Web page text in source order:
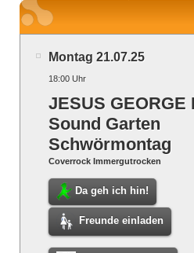
Montag 21.07.25
18:00 Uhr
JESUS GEORGE
Sound Garten
Schwörmontag
Coverrock Immergutrocken
Da geh ich hin!
Freunde einladen